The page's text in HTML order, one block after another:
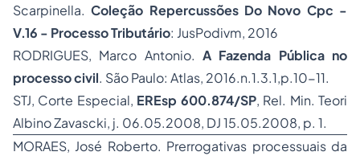
Scarpinella.Coleção Repercussões Do Novo Cpc -
V.16 - Processo Tributário: JusPodivm, 2016
RODRIGUES, Marco Antonio. A Fazenda Pública no
processo civil. São Paulo: Atlas, 2016.n.1.3.1,p.10-11.
STJ, Corte Especial, EREsp 600.874/SP, Rel. Min. Teori
Albino Zavascki, j. 06.05.2008, DJ 15.05.2008, p. 1.
MORAES, José Roberto. Prerrogativas processuais da